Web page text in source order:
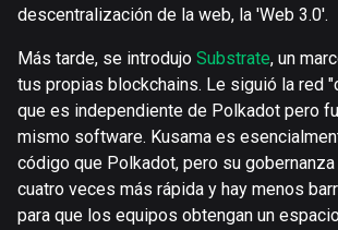
descentralización de la web, la 'Web 3.0'.
Más tarde, se introdujo Substrate, un
tus propias blockchains. Le siguió la red
que es independiente de Polkadot pero
mismo software. Kusama es
código que Polkadot, pero su
cuatro veces más rápida y hay menos
para que los equipos obtengan un